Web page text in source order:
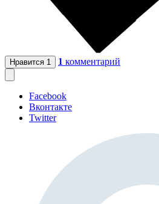
Нравится 1 1 комментарий
Facebook
Вконтакте
Twitter